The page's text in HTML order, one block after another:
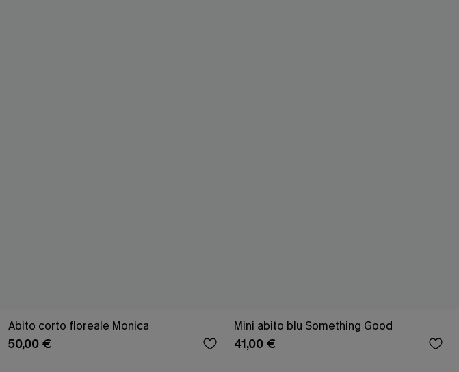
Abito corto floreale Monica
50,00 €
Mini abito blu Something Good
41,00 €